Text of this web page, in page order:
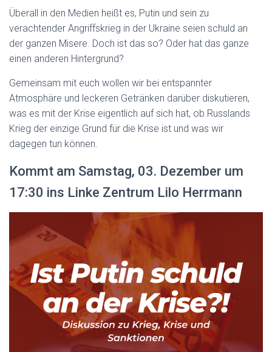
Überall in den Medien heißt es, Putin und sein zu
verachtender Angriffskrieg in der Ukraine seien schuld an
der ganzen Misere. Doch ist das so? Oder hat das ganze
einen anderen Hintergrund?
Gemeinsam mit euch wollen wir bei entspannter
Atmosphäre und leckeren Getränken darüber diskutieren,
was es mit der Krise eigentlich auf sich hat, ob Russlands
Krieg der einzige Grund für die Krise ist und was wir
dagegen tun können.
Kommt am Samstag, 03. Dezember um
17:30 ins Linke Zentrum Lilo Herrmann